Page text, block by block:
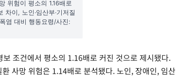
위험이 평소의 1.16배로
이, 노인·임산부·기저질
염 대비 행동요령/사진:
조건에서 평소의 1.16배로 커진 것으로 제시됐다.
사망 위험은 1.14배로 분석됐다. 노인, 장애인, 임산